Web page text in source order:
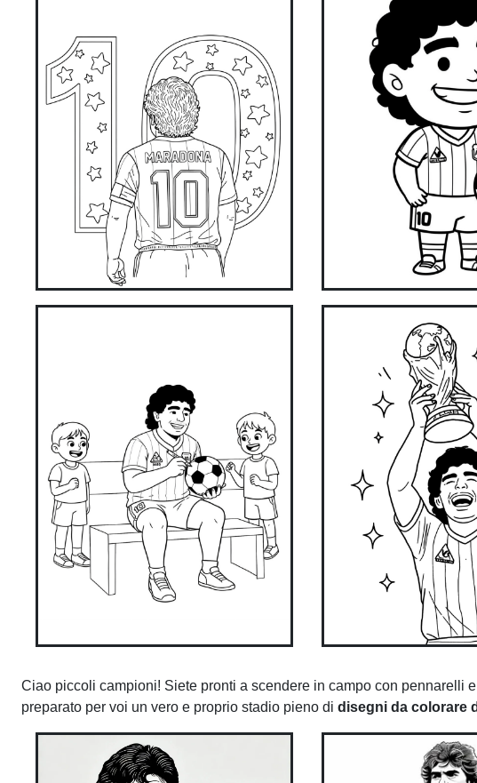
Ciao piccoli campioni! Siete pronti a scendere in campo con pennarelli
preparato per voi un vero e proprio stadio pieno di disegni da colorare